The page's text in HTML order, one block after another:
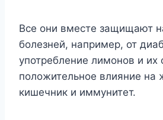
Все они вместе защищают
болезней, например, от
употребление лимонов и их
положительное влияние на
кишечник и иммунитет.